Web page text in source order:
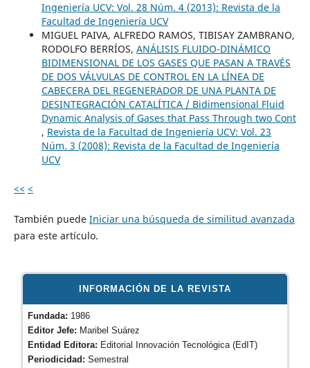
Ingeniería UCV: Vol. 28 Núm. 4 (2013): Revista de la
Facultad de Ingeniería UCV
MIGUEL PAIVA, ALFREDO RAMOS, TIBISAY ZAMBRANO,
RODOLFO BERRÍOS, ANÁLISIS FLUIDO-DINÁMICO
BIDIMENSIONAL DE LOS GASES QUE PASAN A TRAVÉS
DE DOS VÁLVULAS DE CONTROL EN LA LÍNEA DE
CABECERA DEL REGENERADOR DE UNA PLANTA DE
DESINTEGRACIÓN CATALÍTICA / Bidimensional Fluid
Dynamic Analysis of Gases that Pass Through two Cont
, Revista de la Facultad de Ingeniería UCV: Vol. 23
Núm. 3 (2008): Revista de la Facultad de Ingeniería
UCV
<< <
También puede Iniciar una búsqueda de similitud avanzada
para este artículo.
INFORMACIÓN DE LA REVISTA
Fundada: 1986
Editor Jefe: Maribel Suárez
Entidad Editora: Editorial Innovación Tecnológica (EdIT)
Periodicidad: Semestral